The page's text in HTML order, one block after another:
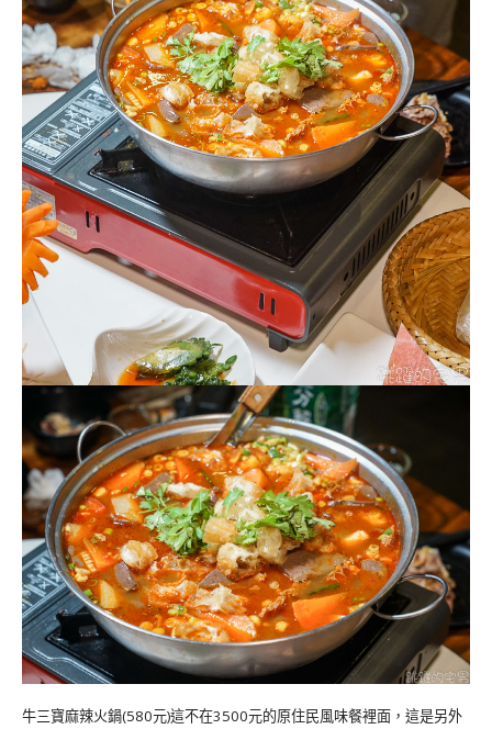
牛三寶麻辣火鍋(580元)這不在3500元的原住民風味餐裡面，這是另外